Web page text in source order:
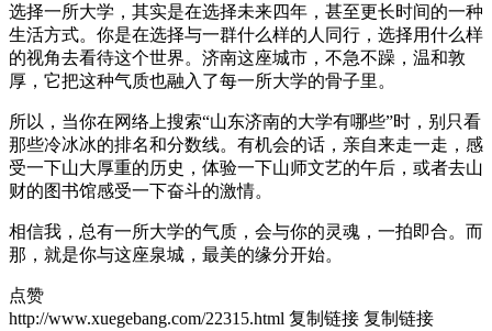
选择一所大学，其实是在选择未来四年，甚至更长时间的一种
生活方式。你是在选择与一群什么样的人同行，选择用什么样
的视角去看待这个世界。济南这座城市，不急不躁，温和敦
厚，它把这种气质也融入了每一所大学的骨子里。
所以，当你在网络上搜索“山东济南的大学有哪些”时，别只看
那些冷冰冰的排名和分数线。有机会的话，亲自来走一走，感
受一下山大厚重的历史，体验一下山师文艺的午后，或者去山
财的图书馆感受一下奋斗的激情。
相信我，总有一所大学的气质，会与你的灵魂，一拍即合。而
那，就是你与这座泉城，最美的缘分开始。
点赞
http://www.xuegebang.com/22315.html 复制链接 复制链接